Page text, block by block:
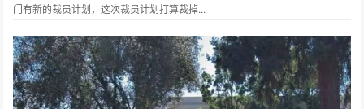
门有新的裁员计划，这次裁员计划打算裁掉...